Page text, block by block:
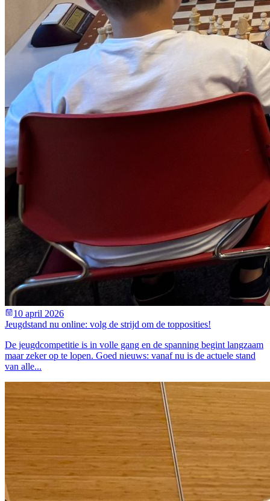
10 april 2026
Jeugdstand nu online: volg de strijd om de topposities!
De jeugdcompetitie is in volle gang en de spanning begint langzaam
maar zeker op te lopen. Goed nieuws: vanaf nu is de actuele stand
van alle...